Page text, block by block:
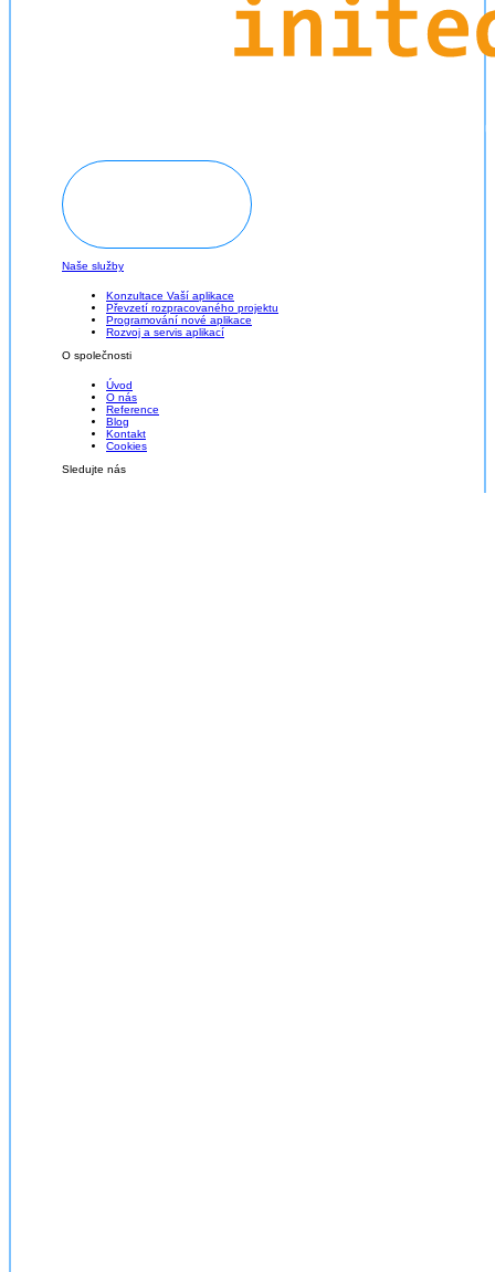
Naše služby
Konzultace Vaší aplikace
Převzetí rozpracovaného projektu
Programování nové aplikace
Rozvoj a servis aplikací
O společnosti
Úvod
O nás
Reference
Blog
Kontakt
Cookies
Sledujte nás